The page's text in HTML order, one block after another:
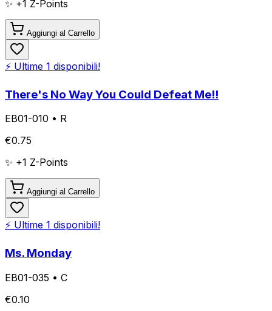
✨ +1 Z-Points
Aggiungi al Carrello
⚡ Ultime 1 disponibili!
There's No Way You Could Defeat Me!!
EB01-010 • R
€0.75
✨ +1 Z-Points
Aggiungi al Carrello
⚡ Ultime 1 disponibili!
Ms. Monday
EB01-035 • C
€0.10